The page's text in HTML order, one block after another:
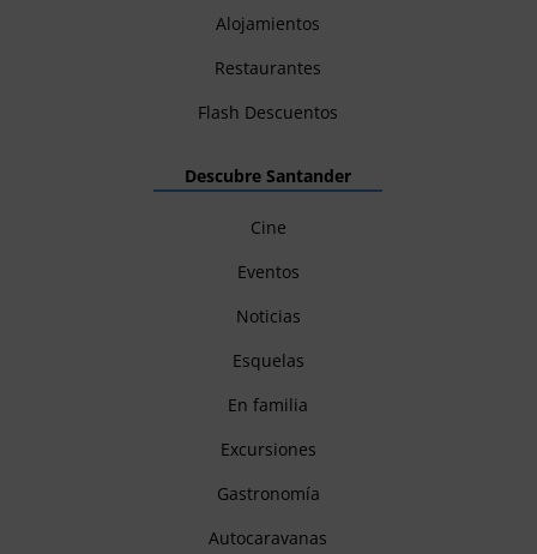
Alojamientos
Restaurantes
Flash Descuentos
Descubre Santander
Cine
Eventos
Noticias
Esquelas
En familia
Excursiones
Gastronomía
Autocaravanas